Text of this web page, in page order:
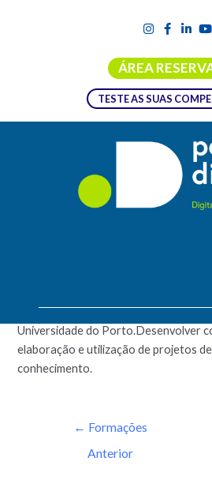
ÁREA
TESTE AS SUAS
MODELAÇÃO E
Este programa é oferecido pela
Universidade do Porto.Desenvolver
elaboração e utilização de projetos
conhecimento.
← Formações
Anterior